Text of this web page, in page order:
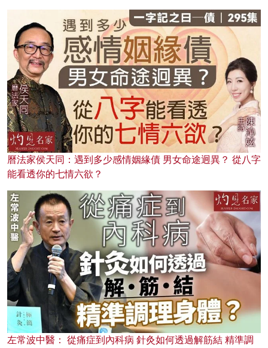
曆法家侯天同：遇到多少感情姻緣債 男女命途迥異？ 從八字
能看透你的七情六欲？
左常波中醫： 從痛症到內科病 針灸如何透過解筋結 精準調